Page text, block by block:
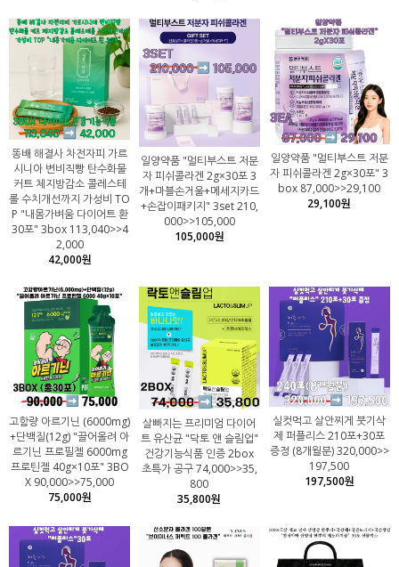
똥배 해결사 차전자피 가르
시니아 변비직빵 탄수화물
커트 체지방감소 콜레스테
롤 수치개선까지 가성비 TO
P "내몸가벼움 다이어트 환
30포" 3box 113,040>>4
2,000
42,000원
일양약품 "멀티부스트 저분
자 피쉬콜라겐 2g×30포 3
개+마블손거울+메세지카드
+손잡이패키지" 3set 210,
000>>105,000
105,000원
일양약품 "멀티부스트 저분
자 피쉬콜라겐 2g×30포" 3
box 87,000>>29,100
29,100원
고함량 아르기닌 (6000mg)
+단백질(12g) "끌어올려 아
르기닌 프로필젤 6000mg
프로틴젤 40g×10포" 3BO
X 90,000>>75,000
75,000원
살빠지는 프리미엄 다이어
트 유산균 "닥토 앤 슬림업"
건강기능식품 인증 2box
초특가 공구 74,000>>35,
800
35,800원
실컷먹고 살안찌게 붓기삭
제 퍼플리스 210포+30포
증정 (8개월분) 320,000>>
197,500
197,500원